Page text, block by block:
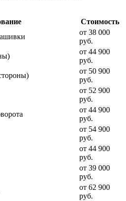
Стоимость
от 38 000
руб.
от 44 900
руб.
от 50 900
руб.
от 52 900
руб.
от 44 900
руб.
от 54 900
руб.
от 44 900
руб.
от 39 000
руб.
от 62 900
руб.